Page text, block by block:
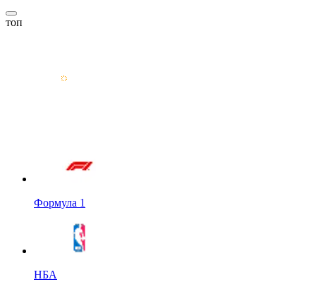
топ
Формула 1
НБА